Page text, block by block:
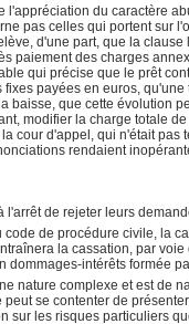
l'appréciation du caractère
pas celles qui portent sur
d'une part, que la
paiement des charges
qui précise que le prêt
payées en euros,
baisse, que cette évolution
modifier la charge totale
cour d'appel, qui n'était
rendaient
l'arrêt de rejeter leurs
code de procédure civile, la
la cassation, par
dommages-intérêts formée
nature complexe et est de
se contenter de
sur les risques particuliers